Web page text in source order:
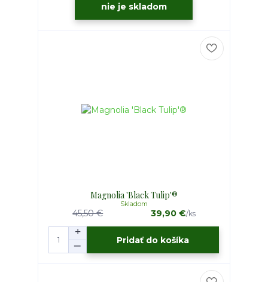
nie je skladom
Magnolia 'Black Tulip'®
45,50 € 39,90 €/ks
Skladom
Pridať do košíka